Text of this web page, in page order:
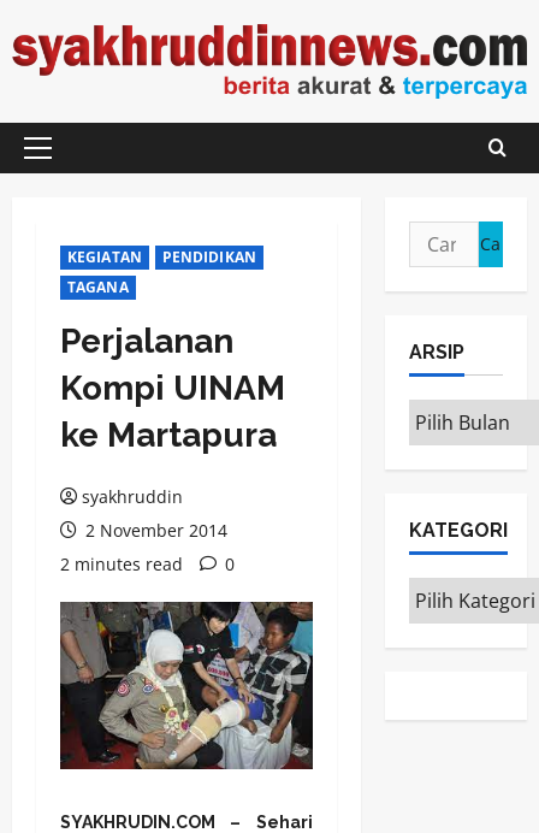
to
content
Primary
KEGIATAN
PENDIDIKAN
TAGANA
Perjalanan
Kompi UINAM
ke Martapura
syakhruddin
2 November 2014
2 minutes read
0
SYAKHRUDIN.COM – Sehari
Cari
untuk:
ARSIP
ARSIP
KATEGORI
Kategori